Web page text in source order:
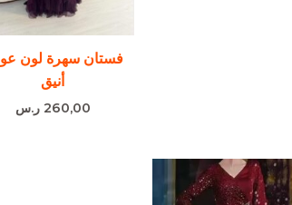
فستان سهرة لون
أنيق
260,00 ر.س